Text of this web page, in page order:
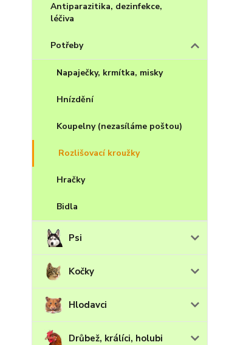
Antiparazitika, dezinfekce,
léčiva
Potřeby
Napaječky, krmítka, misky
Hnízdění
Koupelny (nezasíláme poštou)
Rozlišovací kroužky
Hračky
Bidla
Psi
Kočky
Hlodavci
Drůbež, králíci, holubi